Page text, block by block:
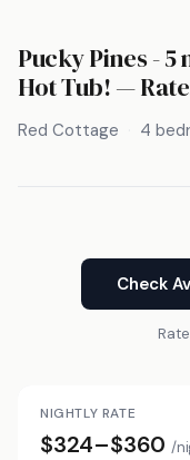
Pucky Pines -
Hot Tub! —
Red Cottage 4
Check
NIGHTLY RATE
$324–$360 /